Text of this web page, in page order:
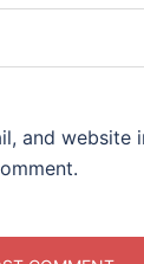
and website